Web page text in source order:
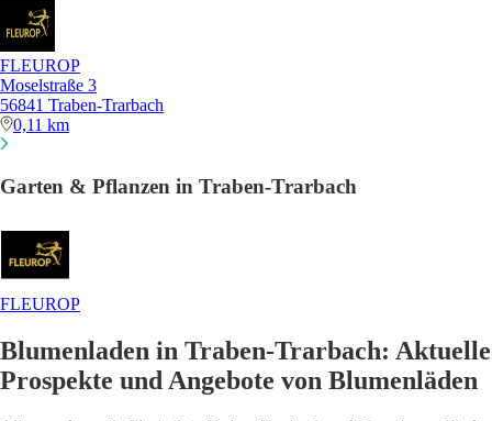
FLEUROP
Moselstraße 3
56841 Traben-Trarbach
0,11 km
Garten & Pflanzen in Traben-Trarbach
FLEUROP
Blumenladen in Traben-Trarbach: Aktuelle
Prospekte und Angebote von Blumenläden